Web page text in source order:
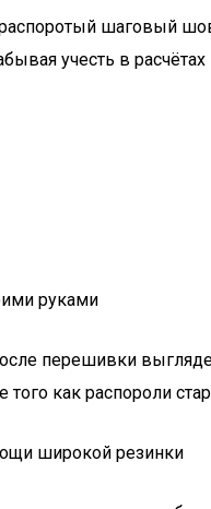
шаговый
учесть в
руками
перешивки
того как распороли
широкой резинки